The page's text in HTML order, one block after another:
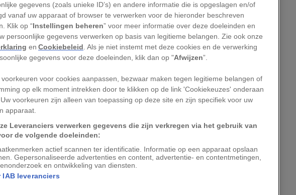
op wandel- of skivakantie met het
met de mountainbike of
de omgeving – ruwe pieken, groene
– het niet toe om binnen te blijven
een groot deel van de Dolomieten
Acht natuurreservaten, een
aan bewandelbare paden zorgen
valt. De paden zijn elk uniek, maar
natuur en adembenemende
gegevens (zoals unieke ID’s) en andere informatie die is opgeslagen en/of
vanaf uw apparaat of browser te verwerken voor de hieronder beschreven
Klik op “Instellingen beheren” voor meer informatie over deze doeleinden en
persoonlijke gegevens verwerken op basis van legitieme belangen. Zie ook onze
enCookiebeleid. Als je niet instemt met deze cookies en de verwerking
gegevens voor deze doeleinden, klik dan op "Afwijzen”.
voorkeuren voor cookies aanpassen, bezwaar maken tegen legitieme belangen of
op elk moment intrekken door te klikken op de link 'Cookiekeuzes' onderaan
voorkeuren zijn alleen van toepassing op deze site en zijn specifiek voor uw
apparaat.
Leveranciers verwerken gegevens die zijn verkregen via het gebruik van
de volgende doeleinden:
actief scannen ter identificatie. Informatie op een apparaat opslaan
Gepersonaliseerde advertenties en content, advertentie- en contentmetingen,
en ontwikkeling van diensten.
IAB leveranciers